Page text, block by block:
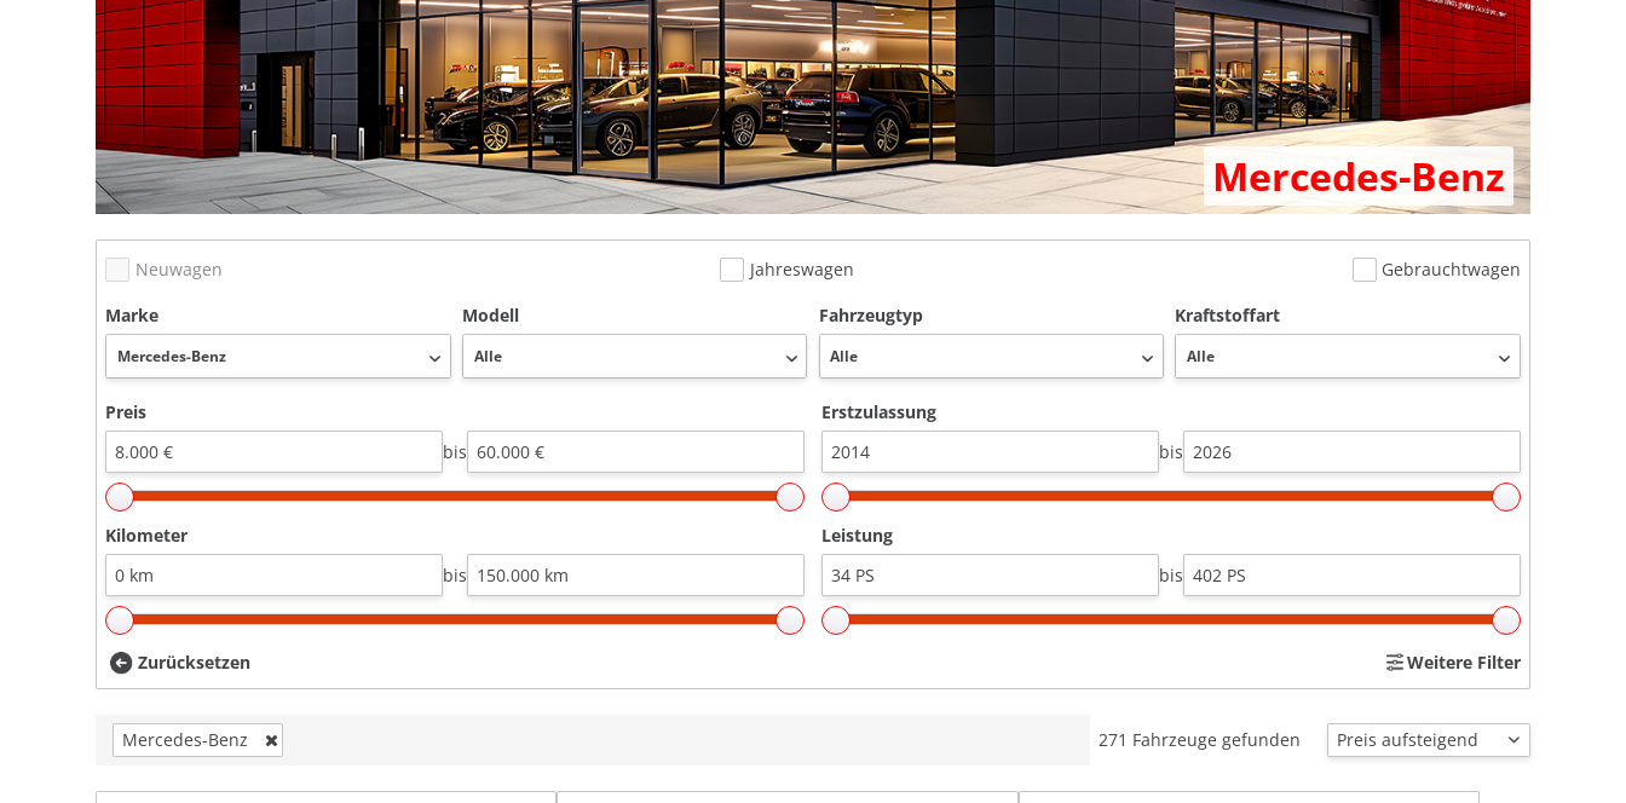
Mercedes-Benz
Neuwagen Jahreswagen
Gebrauchtwagen
Marke
Modell Fahrzeugtyp Kraftstoffart
Preis
bis
Erstzulassung
bis
Kilometer
bis
Leistung
bis
Zurücksetzen Weitere Filter
Mercedes-Benz 271 Fahrzeuge gefunden